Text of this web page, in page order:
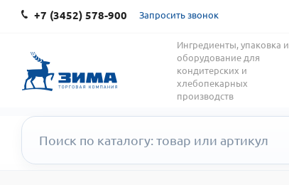
+7 (3452) 578-900 Запросить звонок
Ингредиенты, упаковка и
оборудование для
кондитерских и
хлебопекарных
производств